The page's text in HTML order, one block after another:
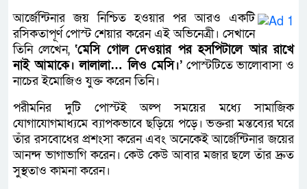
আর্জেন্টিনার জয় নিশ্চিত হওয়ার পর আরও একটি
রসিকতাপূর্ণ পোস্ট শেয়ার করেন এই অভিনেত্রী। সেখানে
তিনি লেখেন, ‘মেসি গোল দেওয়ার পর হসপিটালে আর রাখে
নাই আমাকে। লালালা… লিও মেসি।’ পোস্টটিতে ভালোবাসা ও
নাচের ইমোজিও যুক্ত করেন তিনি।
পরীমনির দুটি পোস্টই অল্প সময়ের মধ্যে সামাজিক
যোগাযোগমাধ্যমে ব্যাপকভাবে ছড়িয়ে পড়ে। ভক্তরা মন্তব্যের ঘরে
তাঁর রসবোধের প্রশংসা করেন এবং অনেকেই আর্জেন্টিনার জয়ের
আনন্দ ভাগাভাগি করেন। কেউ কেউ আবার মজার ছলে তাঁর দ্রুত
সুস্থতাও কামনা করেন।